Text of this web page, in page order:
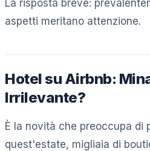
La risposta breve:
aspetti meritano attenzione.
Hotel su Airbnb:
Irrilevante?
È la novità che preoccupa di
quest'estate, migliaia di